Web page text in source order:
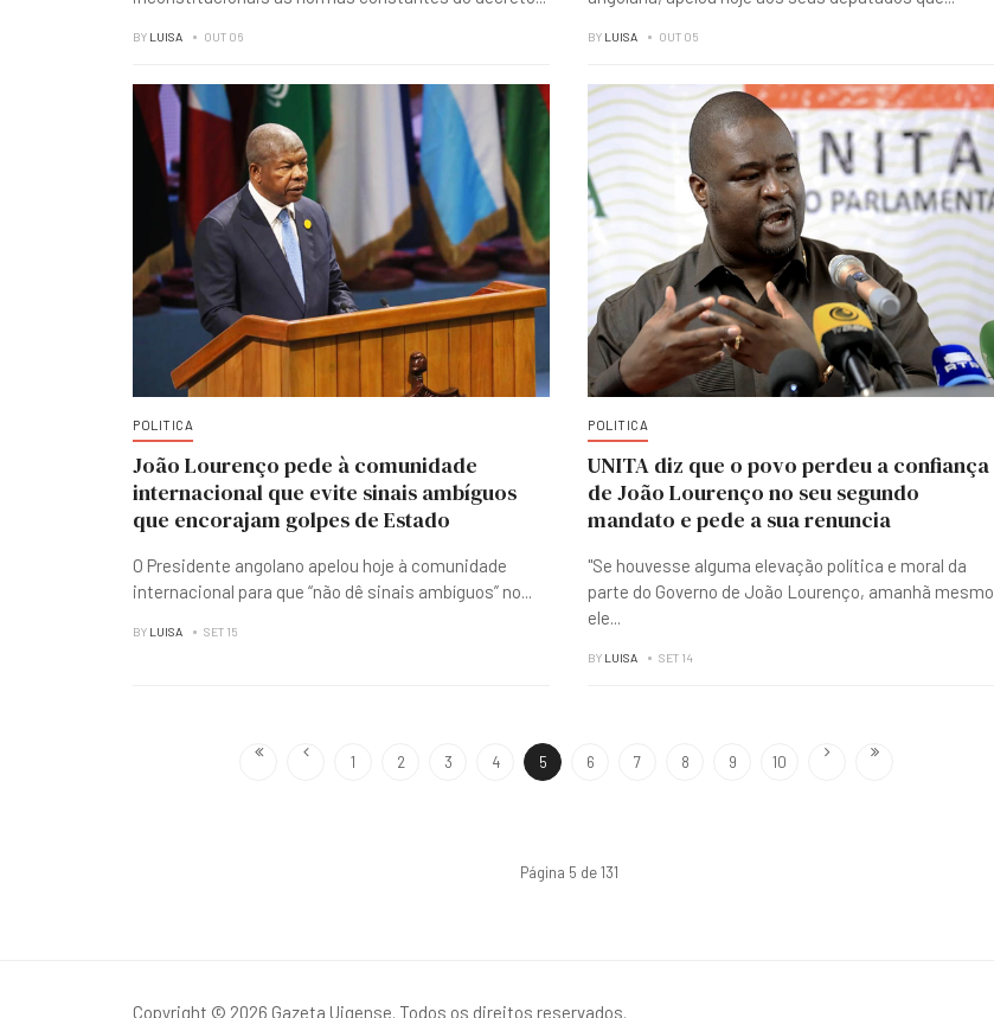
BY LUISA OUT 06 BY LUISA OUT 05
POLITICA
João Lourenço pede à comunidade
internacional que evite sinais ambíguos
que encorajam golpes de Estado
O Presidente angolano apelou hoje à comunidade
internacional para que “não dê sinais ambíguos” no...
BY LUISA SET 15
POLITICA
UNITA diz que o povo perdeu a confiança
de João Lourenço no seu segundo
mandato e pede a sua renuncia
"Se houvesse alguma elevação política e moral da
parte do Governo de João Lourenço, amanhã mesmo
ele...
BY LUISA SET 14
1 2 3 4 5 6 7 8 9 10
Página 5 de 131
Copyright © 2026 Gazeta Uigense. Todos os direitos reservados.